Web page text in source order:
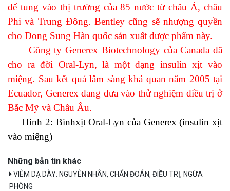
để tung vào thị trường của 85 nước từ châu Á, châu
Phi và Trung Đông. Bentley cũng sẽ nhượng quyền
cho Dong Sung Hàn quốc sản xuất dược phẩm này.
Công ty Generex Biotechnology của Canada đã
cho ra đời Oral-Lyn, là một dạng insulin xịt vào
miệng. Sau kết quả lâm sàng khả quan năm 2005 tại
Ecuador, Generex đang đưa vào thử nghiệm điều trị ở
Bắc Mỹ và Châu Âu.
Hình 2: Bìnhxịt Oral-Lyn của Generex (insulin xịt
vào miệng)
Những bản tin khác
VIÊM DẠ DÀY: NGUYÊN NHÂN, CHẨN ĐOÁN, ĐIỀU TRỊ, NGỪA
PHÒNG